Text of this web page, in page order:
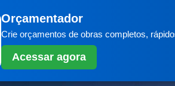
Orçamentador
Crie orçamentos de obras completos,
Acessar agora